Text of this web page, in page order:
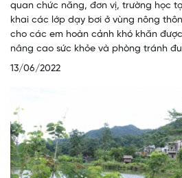
quan chức năng, đơn vị, trường học
khai các lớp dạy bơi ở vùng nông
cho các em hoàn cảnh khó khăn
nâng cao sức khỏe và phòng tránh
13/06/2022